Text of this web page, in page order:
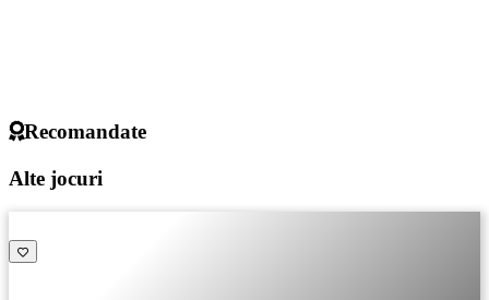
Recomandate
Alte jocuri